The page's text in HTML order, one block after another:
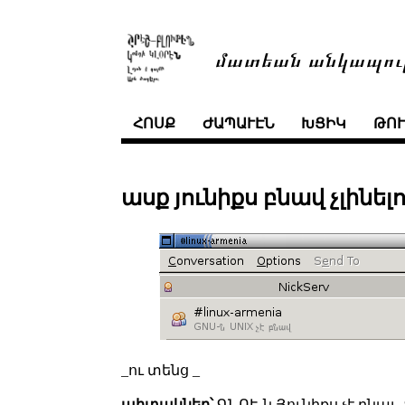
մատեան
ՀՈՍՔ ԺԱՊԱՒԷՆ ԽՑԻԿ
ասք յունիքս բնավ
_ու տենց _